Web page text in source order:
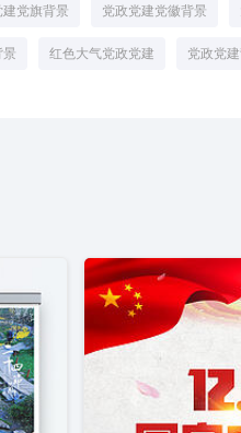
建党旗背景 党政党建党徽背景
景 红色大气党政党建 党政党